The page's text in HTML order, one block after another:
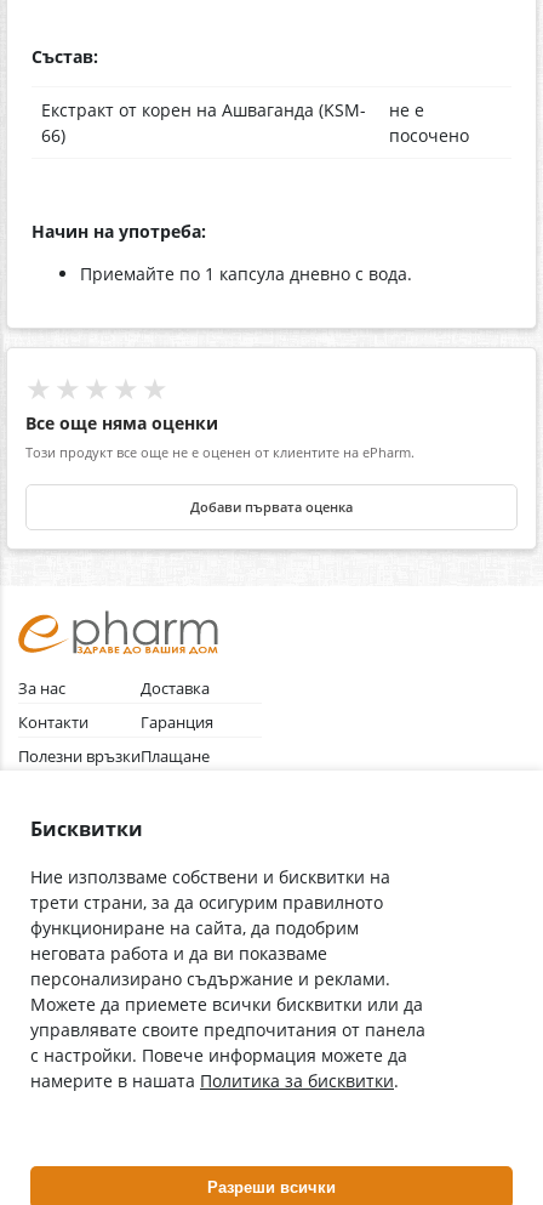
Състав:
Екстракт от корен на Ашваганда (KSM-
66)
не е
посочено
Начин на употреба:
Приемайте по 1 капсула дневно с вода.
★★★★★
Все още няма оценки
Този продукт все още не е оценен от клиентите на ePharm.
Добави първата оценка
За нас
Контакти
Полезни връзки
Общи условия
Доставка
Гаранция
Плащане
Абонирай се за нашия бюлетин
С абонамента се съгласявам сПолитиката за лични данни.
Онлайн аптека, част от аптеки „Ванчева“
ePharm е лицензирана онлайн аптека от
Бисквитки
Ние използваме собствени и бисквитки на
трети страни, за да осигурим правилното
функциониране на сайта, да подобрим
неговата работа и да ви показваме
персонализирано съдържание и реклами.
Можете да приемете всички бисквитки или да
управлявате своите предпочитания от панела
с настройки. Повече информация можете да
намерите в нашата Политика за бисквитки.
Разреши всички